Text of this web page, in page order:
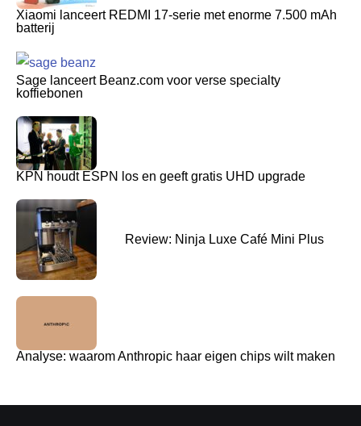
Xiaomi lanceert REDMI 17-serie met enorme 7.500 mAh
batterij
Sage lanceert Beanz.com voor verse specialty
koffiebonen
KPN houdt ESPN los en geeft gratis UHD upgrade
Review: Ninja Luxe Café Mini Plus
Analyse: waarom Anthropic haar eigen chips wilt maken